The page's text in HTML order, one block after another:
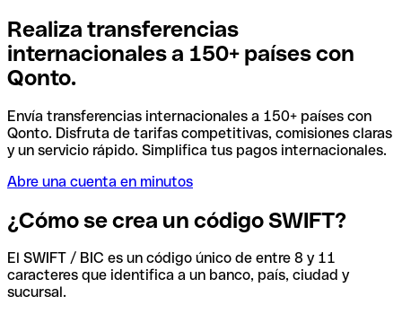
Realiza transferencias
internacionales a 150+ países con
Qonto.
Envía transferencias internacionales a 150+ países con
Qonto. Disfruta de tarifas competitivas, comisiones claras
y un servicio rápido. Simplifica tus pagos internacionales.
Abre una cuenta en minutos
¿Cómo se crea un código SWIFT?
El SWIFT / BIC es un código único de entre 8 y 11
caracteres que identifica a un banco, país, ciudad y
sucursal.